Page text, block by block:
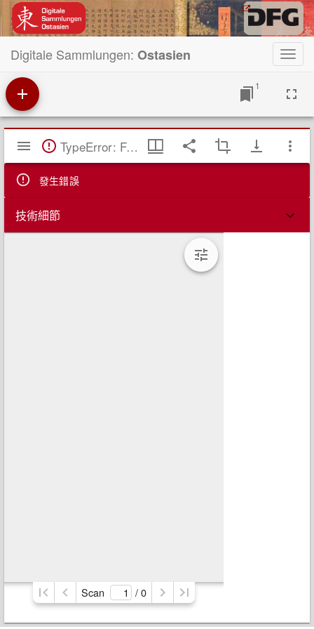
Digitale Sammlungen: Ostasien
1
Mirador
覽
TypeError: Failed to fetch
發生錯誤
技術細節
Scan / 0